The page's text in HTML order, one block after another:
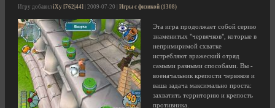
Игру добавил iXy [762|44] | 2009-07-20 | Игры с физикой (1308)
Эта игра продолжает собой серию
знаменитых "червячков", которые в
непримиримой схватке
истребляют вражеский отряд
самыми разными способами. Вы -
военачальник крепости червяков и
ваша задача максимально проста:
захватить территорию и крепость
противника.